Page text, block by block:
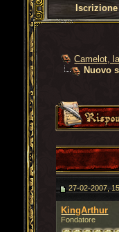
Iscrizione
Camelot,
Nuovo
27-02-2007,
KingArthur
Fondatore